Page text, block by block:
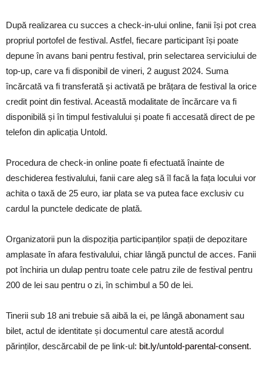
După realizarea cu succes a check-in-ului online, fanii își pot crea
propriul portofel de festival. Astfel, fiecare participant își poate
depune în avans bani pentru festival, prin selectarea serviciului de
top-up, care va fi disponibil de vineri, 2 august 2024. Suma
încărcată va fi transferată și activată pe brățara de festival la orice
credit point din festival. Această modalitate de încărcare va fi
disponibilă și în timpul festivalului și poate fi accesată direct de pe
telefon din aplicația Untold.
Procedura de check-in online poate fi efectuată înainte de
deschiderea festivalului, fanii care aleg să îl facă la fața locului vor
achita o taxă de 25 euro, iar plata se va putea face exclusiv cu
cardul la punctele dedicate de plată.
Organizatorii pun la dispoziția participanților spații de depozitare
amplasate în afara festivalului, chiar lângă punctul de acces. Fanii
pot închiria un dulap pentru toate cele patru zile de festival pentru
200 de lei sau pentru o zi, în schimbul a 50 de lei.
Tinerii sub 18 ani trebuie să aibă la ei, pe lângă abonament sau
bilet, actul de identitate și documentul care atestă acordul
părinților, descărcabil de pe link-ul: bit.ly/untold-parental-consent.